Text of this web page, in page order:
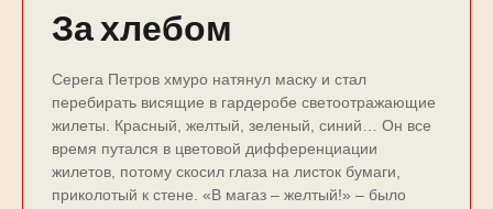
За хлебом
Серега Петров хмуро натянул маску и стал
перебирать висящие в гардеробе светоотражающие
жилеты. Красный, желтый, зеленый, синий… Он все
время путался в цветовой дифференциации
жилетов, потому скосил глаза на листок бумаги,
приколотый к стене. «В магаз – желтый!» – было